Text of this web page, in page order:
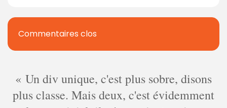
Commentaires clos
Un div unique, c'est plus sobre, disons
plus classe. Mais deux, c'est évidemment